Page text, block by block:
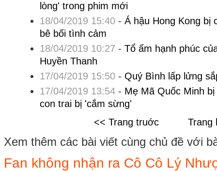
lòng' trong phim mới
18/04/2019 15:40- Á hậu Hong Kong bị
bê bối tình cảm
18/04/2019 10:27 - Tổ ấm hạnh phúc
Huyền Thanh
17/04/2019 15:50- Quý Bình lấp lửng
17/04/2019 13:54- Mẹ Mã Quốc Minh
con trai bị 'cắm sừng'
<< Trang truớc
Trang
Xem thêm các bài viết cùng chủ đề với
Fan không nhận ra Cô Cô Lý